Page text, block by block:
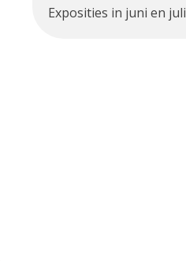
Exposities in juni en juli